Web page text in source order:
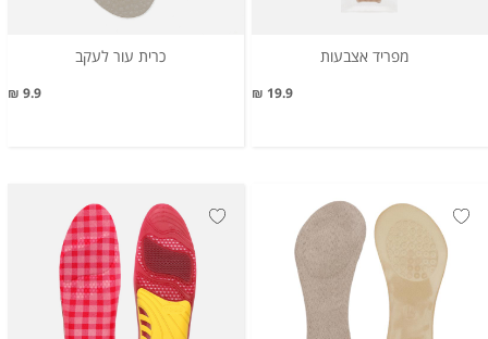
מפריד אצבעות
19.9 ₪
כרית עור לעקב
9.9 ₪